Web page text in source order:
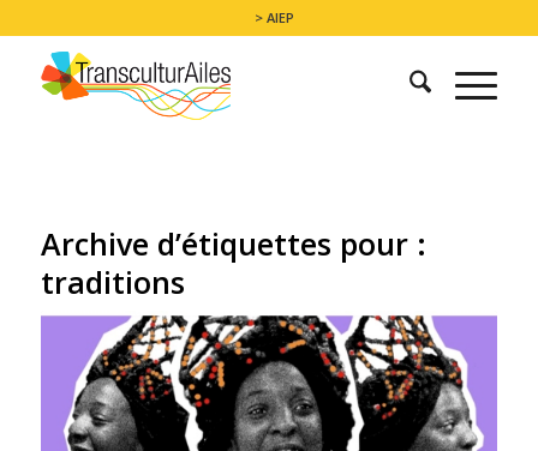
> AIEP
Archive d’étiquettes pour :
traditions